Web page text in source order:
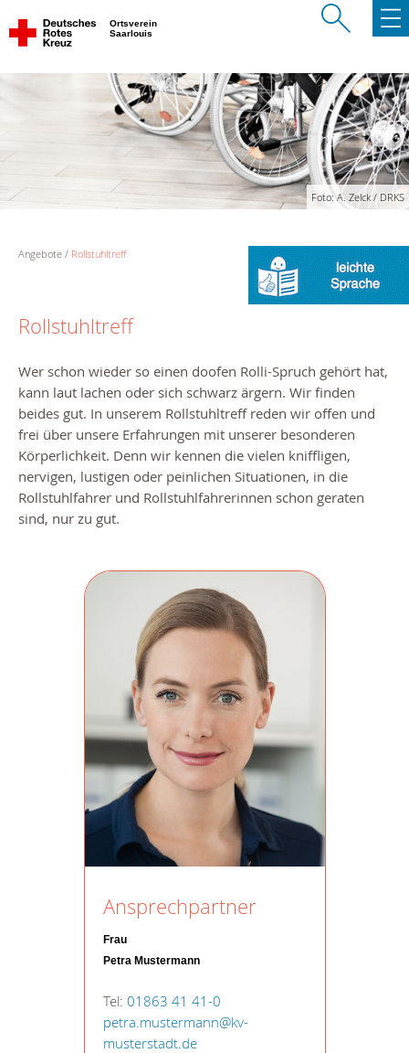
Ortsverein
Saarlouis
Foto: A. Zelck / DRKS
Angebote Rollstuhltreff
Rollstuhltreff
Wer schon wieder so einen doofen Rolli-Spruch gehört hat,
kann laut lachen oder sich schwarz ärgern. Wir finden
beides gut. In unserem Rollstuhltreff reden wir offen und
frei über unsere Erfahrungen mit unserer besonderen
Körperlichkeit. Denn wir kennen die vielen kniffligen,
nervigen, lustigen oder peinlichen Situationen, in die
Rollstuhlfahrer und Rollstuhlfahrerinnen schon geraten
sind, nur zu gut.
Ansprechpartner
Frau
Petra Mustermann
Tel: 01863 41 41-0
petra.mustermann@kv-
musterstadt.de